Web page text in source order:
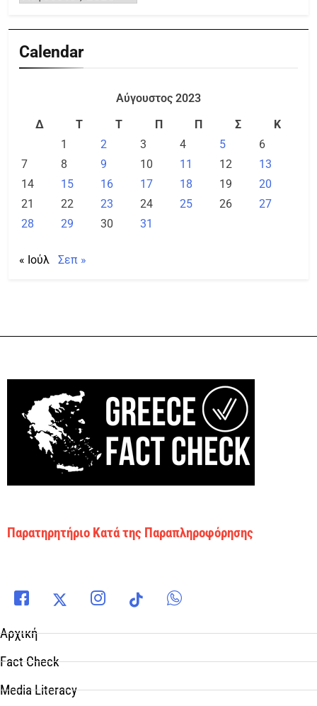
Calendar
Αύγουστος 2023
Δ
Τ Τ Π Π Σ
Κ
1
2 3 4 5
6
7
8 9 10 11 12
13
14
15 16 17 18 19
20
21
22 23 24 25 26
27
28
29 30 31
« Ιούλ Σεπ »
Παρατηρητήριο Κατά της Παραπληροφόρησης
Αρχική
Fact Check
Media Literacy